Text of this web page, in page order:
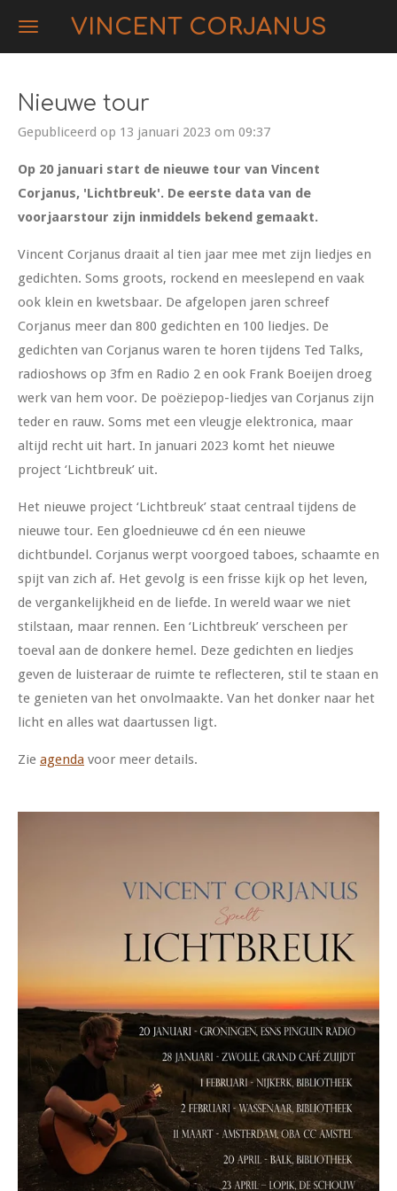
Ga
de
hoofdinhoud
VINCENT CORJANUS
Nieuwe tour
Gepubliceerd op 13 januari 2023 om 09:37
Op 20 januari start de nieuwe tour van Vincent
Corjanus, 'Lichtbreuk'. De eerste data van de
voorjaarstour zijn inmiddels bekend gemaakt.
Vincent Corjanus draait al tien jaar mee met zijn liedjes en
gedichten. Soms groots, rockend en meeslepend en vaak
ook klein en kwetsbaar. De afgelopen jaren schreef
Corjanus meer dan 800 gedichten en 100 liedjes. De
gedichten van Corjanus waren te horen tijdens Ted Talks,
radioshows op 3fm en Radio 2 en ook Frank Boeijen droeg
werk van hem voor. De poëziepop-liedjes van Corjanus zijn
teder en rauw. Soms met een vleugje elektronica, maar
altijd recht uit hart. In januari 2023 komt het nieuwe
project ‘Lichtbreuk’ uit.
Het nieuwe project ‘Lichtbreuk’ staat centraal tijdens de
nieuwe tour. Een gloednieuwe cd én een nieuwe
dichtbundel. Corjanus werpt voorgoed taboes, schaamte en
spijt van zich af. Het gevolg is een frisse kijk op het leven,
de vergankelijkheid en de liefde. In wereld waar we niet
stilstaan, maar rennen. Een ‘Lichtbreuk’ verscheen per
toeval aan de donkere hemel. Deze gedichten en liedjes
geven de luisteraar de ruimte te reflecteren, stil te staan en
te genieten van het onvolmaakte. Van het donker naar het
licht en alles wat daartussen ligt.
Zie agenda voor meer details.